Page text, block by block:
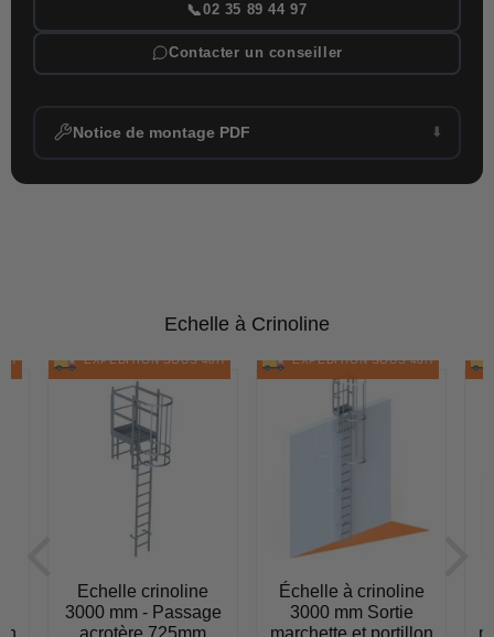
📞02 35 89 44 97
Contacter un conseiller
Notice de montage PDF
Echelle à Crinoline
EXPÉDITION SOUS 48H
Echelle crinoline
3000 mm - Passage
acrotère 725mm
EXPÉDITION SOUS 48H
Échelle à crinoline
3000 mm Sortie
marchette et portillon